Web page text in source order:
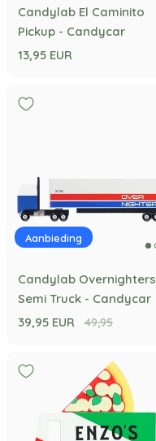
Candylab El Caminito
Pickup - Candycar
13,95 EUR
Aanbieding
Candylab Overnighters
Semi Truck - Candycar
39,95 EUR
49,95